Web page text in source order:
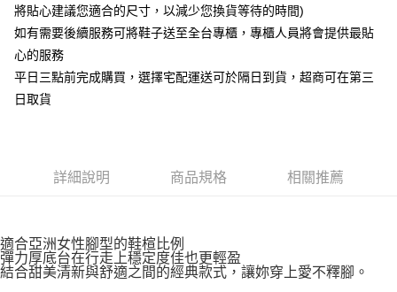
將貼心建議您適合的尺寸，以減少您換貨等待的時間)
如有需要後續服務可將鞋子送至全台專櫃，專櫃人員將會提供最貼
心的服務
平日三點前完成購買，選擇宅配運送可於隔日到貨，超商可在第三
日取貨
詳細說明 商品規格 相關推薦
適合亞洲女性腳型的鞋楦比例
彈力厚底台在行走上穩定度佳也更輕盈
結合甜美清新與舒適之間的經典款式，讓妳穿上愛不釋腳。